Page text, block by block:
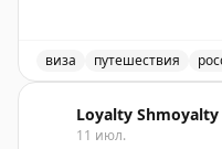
Доступны даты:
28.09.2026 (1 шт.):
29.09.2026 (2 шт.):
виза путешествия
Loyalty Shmoyalty
11 июл.